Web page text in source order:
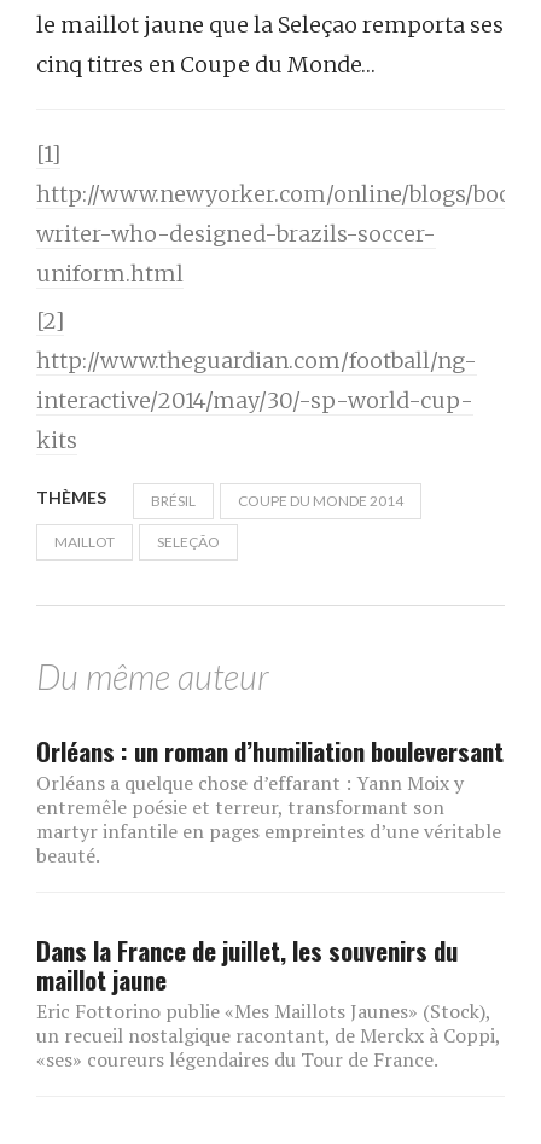
le maillot jaune que la Seleçao remporta ses
cinq titres en Coupe du Monde…
[1]
http://www.newyorker.com/online/blogs/
writer-who-designed-brazils-soccer-
uniform.html
[2]
http://www.theguardian.com/football/ng-
interactive/2014/may/30/-sp-world-cup-
kits
THÈMES BRÉSIL COUPE DU MONDE 2014
MAILLOT SELEÇÃO
Du même auteur
Orléans : un roman d’humiliation bouleversant
Orléans a quelque chose d’effarant : Yann Moix y
entremêle poésie et terreur, transformant son
martyr infantile en pages empreintes d’une véritable
beauté.
Dans la France de juillet, les souvenirs du
maillot jaune
Eric Fottorino publie «Mes Maillots Jaunes» (Stock),
un recueil nostalgique racontant, de Merckx à Coppi,
«ses» coureurs légendaires du Tour de France.